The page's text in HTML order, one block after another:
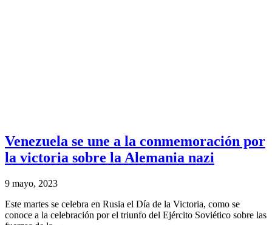
Venezuela se une a la conmemoración por
la victoria sobre la Alemania nazi
9 mayo, 2023
Este martes se celebra en Rusia el Día de la Victoria, como se
conoce a la celebración por el triunfo del Ejército Soviético sobre las